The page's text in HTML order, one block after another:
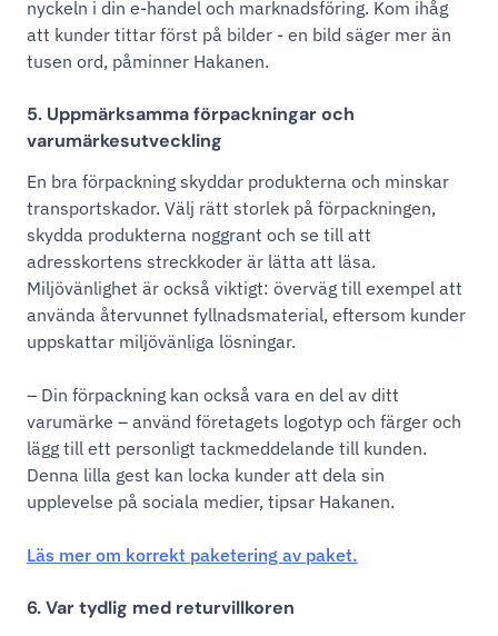
nyckeln i din e-handel och marknadsföring. Kom ihåg
att kunder tittar först på bilder - en bild säger mer än
tusen ord, påminner Hakanen.
5. Uppmärksamma förpackningar och
varumärkesutveckling
En bra förpackning skyddar produkterna och minskar
transportskador. Välj rätt storlek på förpackningen,
skydda produkterna noggrant och se till att
adresskortens streckkoder är lätta att läsa.
Miljövänlighet är också viktigt: överväg till exempel att
använda återvunnet fyllnadsmaterial, eftersom kunder
uppskattar miljövänliga lösningar.
– Din förpackning kan också vara en del av ditt
varumärke – använd företagets logotyp och färger och
lägg till ett personligt tackmeddelande till kunden.
Denna lilla gest kan locka kunder att dela sin
upplevelse på sociala medier, tipsar Hakanen.
Läs mer om korrekt paketering av paket.
6. Var tydlig med returvillkoren